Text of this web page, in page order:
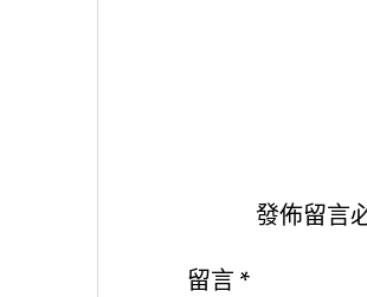
發佈留言
留言 *